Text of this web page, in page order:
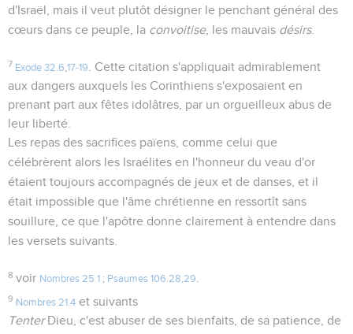
d'Israël, mais il veut plutôt désigner le penchant général des
cœurs dans ce peuple, la convoitise, les mauvais désirs.
7 Exode 32.6 ,17-19
. Cette citation s'appliquait admirablement
aux dangers auxquels les Corinthiens s'exposaient en
prenant part aux fêtes idolâtres, par un orgueilleux abus de
leur liberté.
Les repas des sacrifices païens, comme celui que
célébrèrent alors les Israélites en l'honneur du veau d'or
étaient toujours accompagnés de jeux et de danses, et il
était impossible que l'âme chrétienne en ressortît sans
souillure, ce que l'apôtre donne clairement à entendre dans
les versets suivants.
8 voir Nombres 25.1 ; Psaumes 106.28,29
9 Nombres 21.4 et suivants
TenterDieu, c'est abuser de ses bienfaits, de sa patience, de